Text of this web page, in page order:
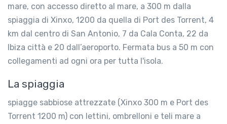
mare, con accesso diretto al mare, a 300 m dalla
spiaggia di Xinxo, 1200 da quella di Port des Torrent, 4
km dal centro di San Antonio, 7 da Cala Conta, 22 da
Ibiza città e 20 dall’aeroporto. Fermata bus a 50 m con
collegamenti ad ogni ora per tutta l'isola.
La spiaggia
spiagge sabbiose attrezzate (Xinxo 300 m e Port des
Torrent 1200 m) con lettini, ombrelloni e teli mare a